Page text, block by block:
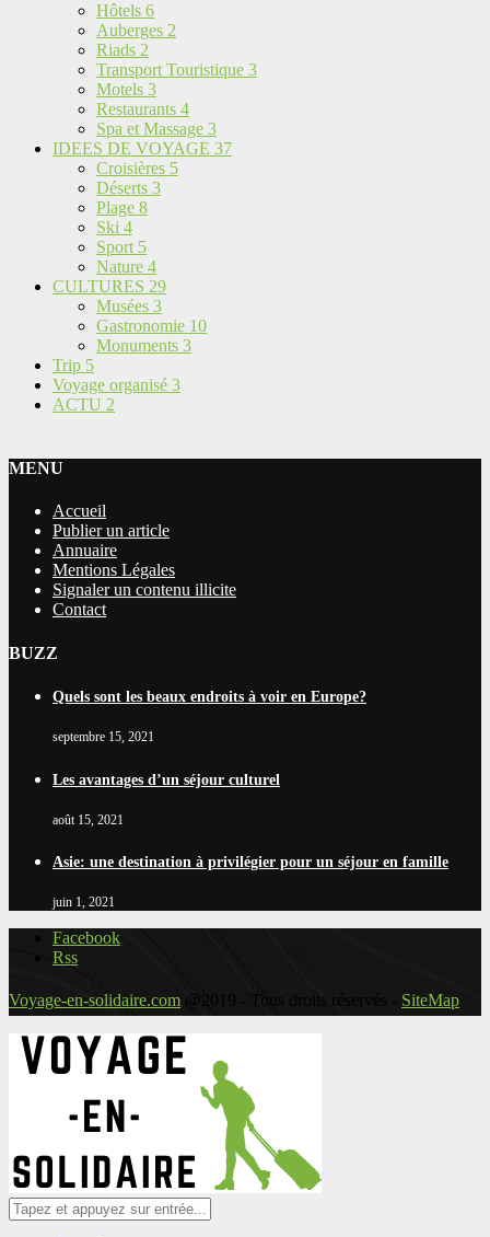
Hôtels 6
Auberges 2
Riads 2
Transport Touristique 3
Motels 3
Restaurants 4
Spa et Massage 3
IDEES DE VOYAGE 37
Croisières 5
Déserts 3
Plage 8
Ski 4
Sport 5
Nature 4
CULTURES 29
Musées 3
Gastronomie 10
Monuments 3
Trip 5
Voyage organisé 3
ACTU 2
MENU
Accueil
Publier un article
Annuaire
Mentions Légales
Signaler un contenu illicite
Contact
BUZZ
Quels sont les beaux endroits à voir en Europe?
septembre 15, 2021
Les avantages d’un séjour culturel
août 15, 2021
Asie: une destination à privilégier pour un séjour en famille
juin 1, 2021
Facebook
Rss
Voyage-en-solidaire.com @2019 - Tous droits réservés - SiteMap